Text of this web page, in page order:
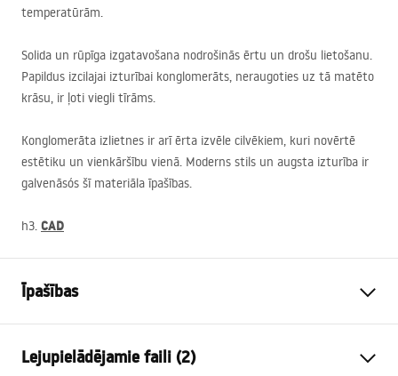
temperatūrām.
Solida un rūpīga izgatavošana nodrošinās ērtu un drošu lietošanu.
Papildus izcilajai izturībai konglomerāts, neraugoties uz tā matēto
krāsu, ir ļoti viegli tīrāms.
Konglomerāta izlietnes ir arī ērta izvēle cilvēkiem, kuri novērtē
estētiku un vienkāršību vienā. Moderns stils un augsta izturība ir
galvenāsós šī materiāla īpašības.
h3. CAD
Īpašības
Materiāls
Lejupielādējamie faili (2)